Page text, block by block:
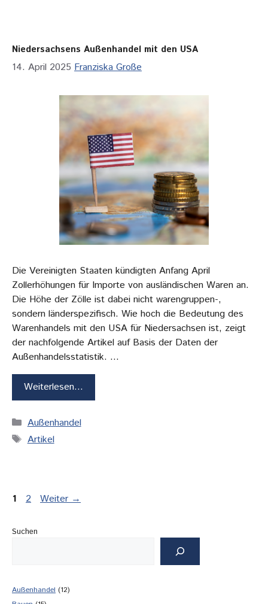
Niedersachsens Außenhandel mit den USA
14. April 2025 Franziska Große
Die Vereinigten Staaten kündigten Anfang April
Zollerhöhungen für Importe von ausländischen Waren an.
Die Höhe der Zölle ist dabei nicht warengruppen-,
sondern länderspezifisch. Wie hoch die Bedeutung des
Warenhandels mit den USA für Niedersachsen ist, zeigt
der nachfolgende Artikel auf Basis der Daten der
Außenhandelsstatistik. …
Weiterlesen…
Kategorien
Außenhandel
Schlagwörter
Artikel
Seite
1 Seite
2 Weiter→
Suchen
Außenhandel (12)